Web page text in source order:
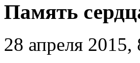
Память
28 апреля 2015,